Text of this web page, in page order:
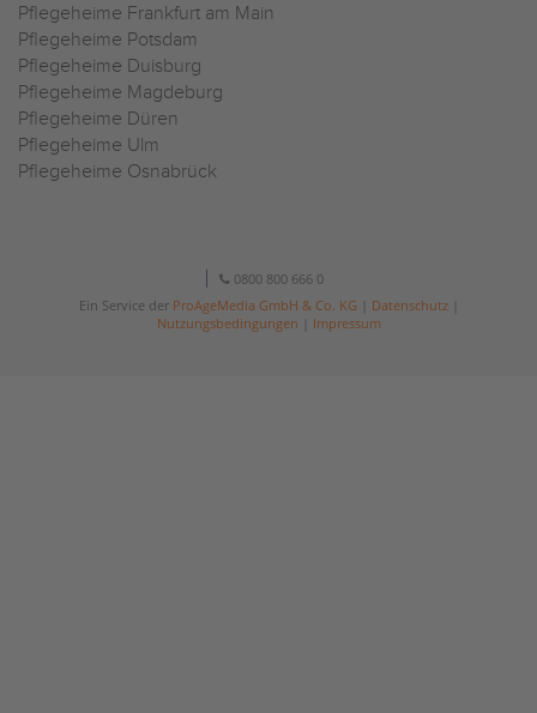
Pflegeheime Frankfurt am Main
Pflegeheime Potsdam
Pflegeheime Duisburg
Pflegeheime Magdeburg
Pflegeheime Düren
Pflegeheime Ulm
Pflegeheime Osnabrück
0800 800 666 0
Ein Service der ProAgeMedia GmbH & Co. KG Datenschutz|
Nutzungsbedingungen
Impressum